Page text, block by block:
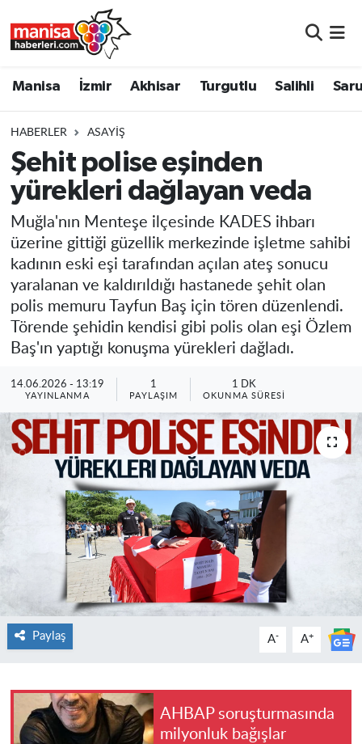
Manisa İzmir Akhisar Turgutlu Salihli
HABERLER ASAYIŞ
Şehit polise eşinden
yürekleri dağlayan veda
Muğla'nın Menteşe ilçesinde KADES ihbarı
üzerine gittiği güzellik merkezinde işletme sahibi
kadının eski eşi tarafından açılan ateş sonucu
yaralanan ve kaldırıldığı hastanede şehit olan
polis memuru Tayfun Baş için tören düzenlendi.
Törende şehidin kendisi gibi polis olan eşi Özlem
Baş'ın yaptığı konuşma yürekleri dağladı.
14.06.2026 - 13:19
YAYINLANMA
1
PAYLAŞIM
1 DK
OKUNMA SÜRESI
Paylaş A- A+
AHBAP soruşturmasında
milyonluk bağışlar
Turgutlu
Salihli
Saruhanlı
Soma
Resmi İlanlar
Manisa Nöbetçi Eczaneler
Manisa Trafik Yoğunluk Haritası
Süper Lig Puan Durumu ve Fikstür
Tüm Manşetler
Son Dakika Haberleri
Haber Arşivi